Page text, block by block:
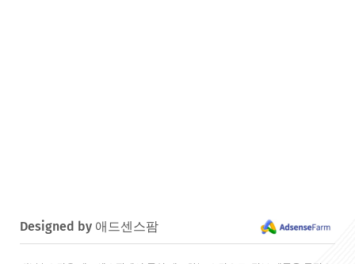
Designed by 애드센스팜